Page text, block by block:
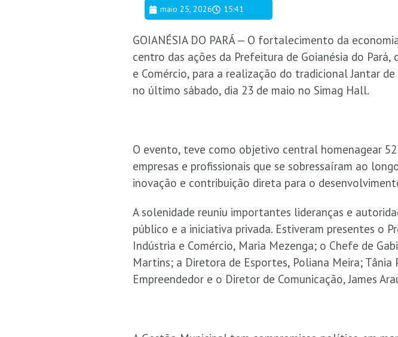
maio 25, 2026 15:41
GOIANÉSIA DO PARÁ — O fortalecimento da
centro das ações da Prefeitura de Goianésia do
e Comércio, para a realização do tradicional Jantar
no último sábado, dia 23 de maio no Simag Hall.
O evento, teve como objetivo central homenagear
empresas e profissionais que se sobressaíram ao
inovação e contribuição direta para o
A solenidade reuniu importantes lideranças e
público e a iniciativa privada. Estiveram presentes o
Indústria e Comércio, Maria Mezenga; o Chefe de
Martins; a Diretora de Esportes, Poliana Meira;
Empreendedor e o Diretor de Comunicação, James